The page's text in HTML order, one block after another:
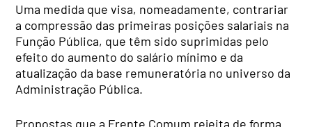
Uma medida que visa, nomeadamente, contrariar
a compressão das primeiras posições salariais na
Função Pública, que têm sido suprimidas pelo
efeito do aumento do salário mínimo e da
atualização da base remuneratória no universo da
Administração Pública.
Propostas que a Frente Comum rejeita de forma